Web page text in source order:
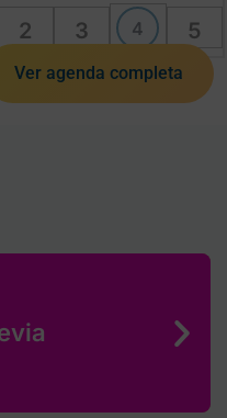
2 3 4 5
Ver agenda completa